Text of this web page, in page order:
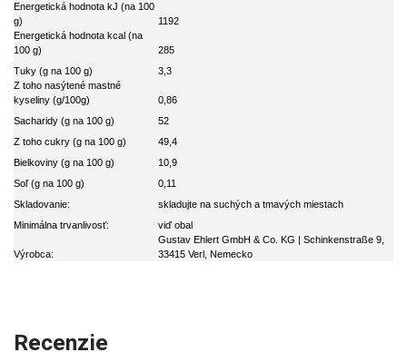
Energetická hodnota kJ (na 100
g)
1192
Energetická hodnota kcal (na
100 g)
285
Tuky (g na 100 g)
3,3
Z toho nasýtené mastné
kyseliny (g/100g)
0,86
Sacharidy (g na 100 g)
52
Z toho cukry (g na 100 g)
49,4
Bielkoviny (g na 100 g)
10,9
Soľ (g na 100 g)
0,11
Skladovanie:
skladujte na suchých a tmavých miestach
Minimálna trvanlivosť:
viď obal
Výrobca:
Gustav Ehlert GmbH & Co. KG | Schinkenstraße 9,
33415 Verl, Nemecko
Recenzie